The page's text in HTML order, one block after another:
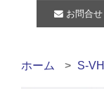
お問合せ
ホーム S-